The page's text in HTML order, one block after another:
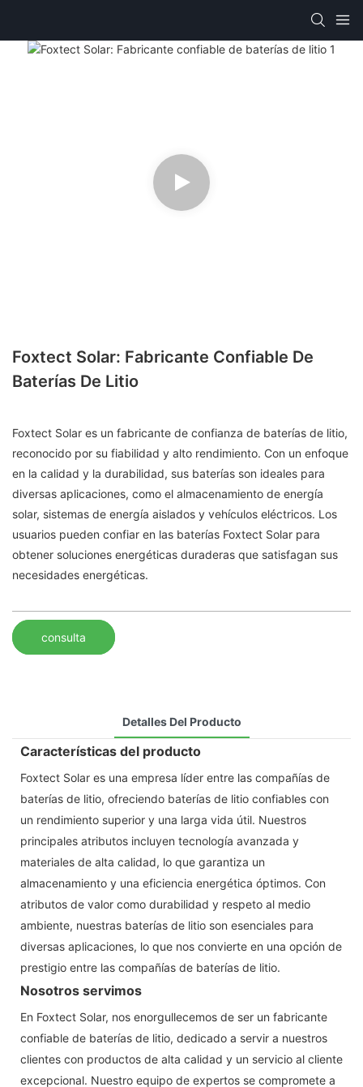
Foxtect Solar: Fabricante Confiable De
Baterías De Litio
Foxtect Solar es un fabricante de confianza de baterías de litio,
reconocido por su fiabilidad y alto rendimiento. Con un enfoque
en la calidad y la durabilidad, sus baterías son ideales para
diversas aplicaciones, como el almacenamiento de energía
solar, sistemas de energía aislados y vehículos eléctricos. Los
usuarios pueden confiar en las baterías Foxtect Solar para
obtener soluciones energéticas duraderas que satisfagan sus
necesidades energéticas.
consulta
Detalles Del Producto
Características del producto
Foxtect Solar es una empresa líder entre las compañías de
baterías de litio, ofreciendo baterías de litio confiables con
un rendimiento superior y una larga vida útil. Nuestros
principales atributos incluyen tecnología avanzada y
materiales de alta calidad, lo que garantiza un
almacenamiento y una eficiencia energética óptimos. Con
atributos de valor como durabilidad y respeto al medio
ambiente, nuestras baterías de litio son esenciales para
diversas aplicaciones, lo que nos convierte en una opción de
prestigio entre las compañías de baterías de litio.
Nosotros servimos
En Foxtect Solar, nos enorgullecemos de ser un fabricante
confiable de baterías de litio, dedicado a servir a nuestros
clientes con productos de alta calidad y un servicio al cliente
excepcional. Nuestro equipo de expertos se compromete a